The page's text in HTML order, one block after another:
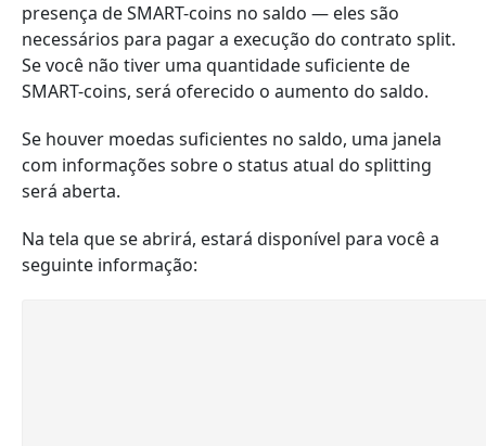
presença de SMART-coins no saldo — eles são
necessários para pagar a execução do contrato split.
Se você não tiver uma quantidade suficiente de
SMART-coins, será oferecido o aumento do saldo.
Se houver moedas suficientes no saldo, uma janela
com informações sobre o status atual do splitting
será aberta.
Na tela que se abrirá, estará disponível para você a
seguinte informação: